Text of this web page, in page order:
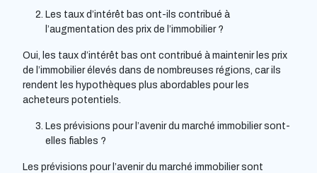
Les taux d’intérêt bas ont-ils contribué à
l’augmentation des prix de l’immobilier ?
Oui, les taux d’intérêt bas ont contribué à maintenir les prix
de l’immobilier élevés dans de nombreuses régions, car ils
rendent les hypothèques plus abordables pour les
acheteurs potentiels.
Les prévisions pour l’avenir du marché immobilier sont-
elles fiables ?
Les prévisions pour l’avenir du marché immobilier sont